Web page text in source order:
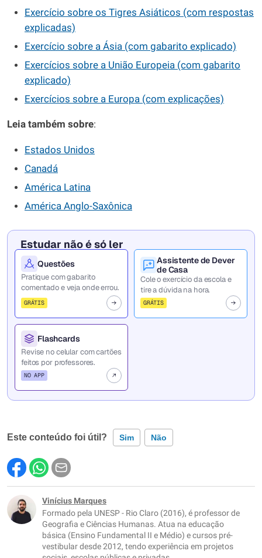
Exercício sobre os Tigres Asiáticos (com respostas
explicadas)
Exercício sobre a Ásia (com gabarito explicado)
Exercícios sobre a União Europeia (com gabarito
explicado)
Exercícios sobre a Europa (com explicações)
Leia também sobre:
Estados Unidos
Canadá
América Latina
América Anglo-Saxônica
Estudar não é só ler
Questões
Pratique com gabarito
comentado e veja onde errou.
GRÁTIS
Assistente de Dever
de Casa
Cole o exercício da escola e
tire a dúvida na hora.
GRÁTIS
Flashcards
Revise no celular com cartões
feitos por professores.
NO APP
Este conteúdo foi útil? Sim Não
Este conteúdo contém informação incorreta
Este conteúdo não tem a informação que procuro
Outro
Vinícius Marques
Formado pela UNESP - Rio Claro (2016), é professor de
Geografia e Ciências Humanas. Atua na educação
básica (Ensino Fundamental II e Médio) e cursos pré-
vestibular desde 2012, tendo experiência em projetos